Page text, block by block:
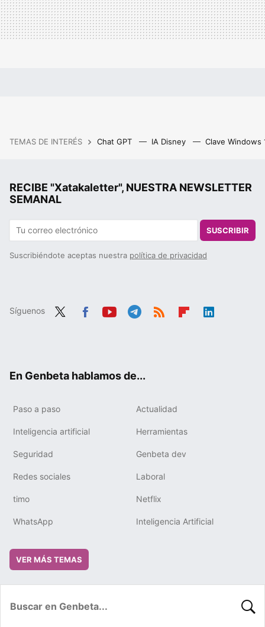
TEMAS DE INTERÉS Chat GPT IA Disney Clave Windows
RECIBE "Xatakaletter", NUESTRA NEWSLETTER
SEMANAL
SUSCRIBIR
Suscribiéndote aceptas nuestra política de privacidad
Síguenos
En Genbeta hablamos de...
Paso a paso Actualidad
Inteligencia artificial Herramientas
Seguridad Genbeta dev
Redes sociales Laboral
timo Netflix
WhatsApp Inteligencia Artificial
VER MÁS TEMAS